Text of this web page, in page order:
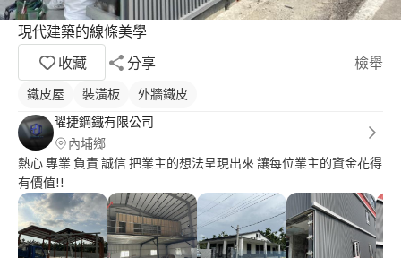
現代建築的線條美學
收藏
分享 檢舉
鐵皮屋 裝潢板
外牆鐵皮
曜捷鋼鐵有限公司
內埔鄉
熱心 專業 負責 誠信 把業主的想法呈現出來 讓每位業主的資金花得
有價值!!